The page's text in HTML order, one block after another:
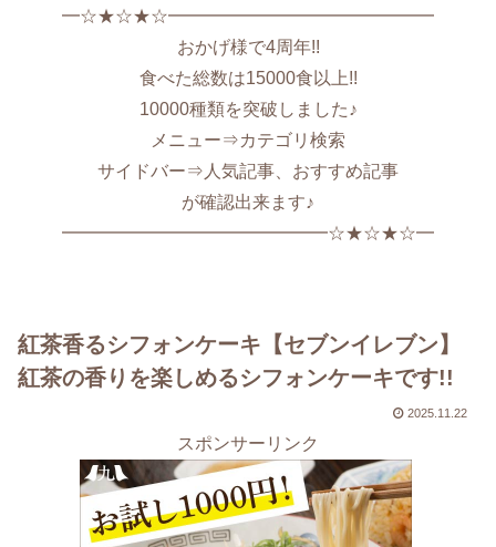
━☆★☆★☆━━━━━━━━━━━━━━━
おかげ様で4周年!!
食べた総数は15000食以上!!
10000種類を突破しました♪
メニュー⇒カテゴリ検索
サイドバー⇒人気記事、おすすめ記事
が確認出来ます♪
━━━━━━━━━━━━━━━☆★☆★☆━
紅茶香るシフォンケーキ【セブンイレブン】
紅茶の香りを楽しめるシフォンケーキです!!
2025.11.22
スポンサーリンク